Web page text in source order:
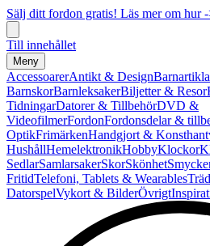
Sälj ditt fordon gratis! Läs mer om hur
Till innehållet
Meny
AccessoarerAntikt & Design
BarnskorBarnleksakerBiljetter & Resor
TidningarDatorer & TillbehörDVD &
VideofilmerFordonFordonsdelar &
OptikFrimärkenHandgjort &
HushållHemelektronikHobbyKlockor
SedlarSamlarsakerSkorSkönhet
FritidTelefoni, Tablets & Wearables
DatorspelVykort & BilderÖvrigt